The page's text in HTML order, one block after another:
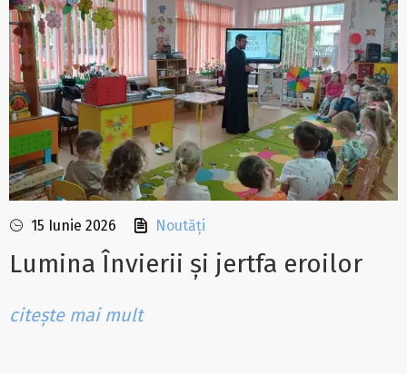
15 Iunie 2026 Noutăți
Lumina Învierii și jertfa eroilor
citește mai mult